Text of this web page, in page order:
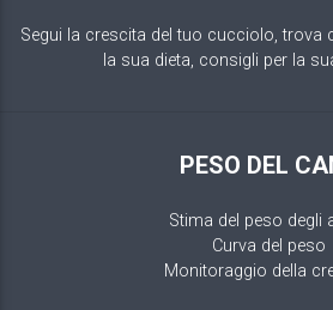
Segui la crescita del tuo cucciolo, trova
la sua dieta, consigli per la
PESO DEL
Stima del peso degli
Curva del peso
Monitoraggio della